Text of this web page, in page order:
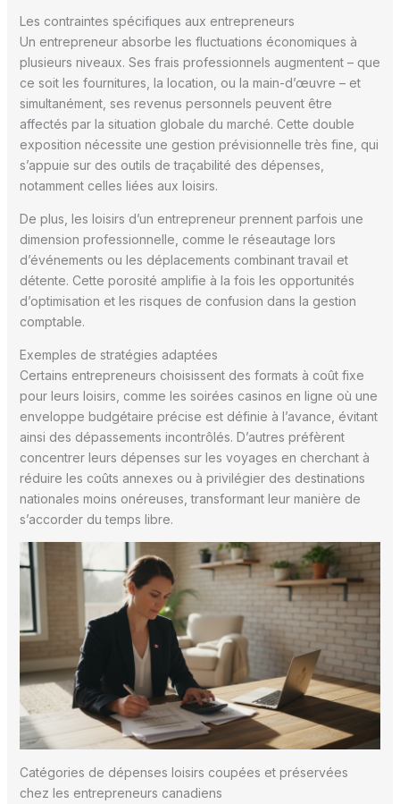
Les contraintes spécifiques aux entrepreneurs
Un entrepreneur absorbe les fluctuations économiques à
plusieurs niveaux. Ses frais professionnels augmentent – que
ce soit les fournitures, la location, ou la main-d’œuvre – et
simultanément, ses revenus personnels peuvent être
affectés par la situation globale du marché. Cette double
exposition nécessite une gestion prévisionnelle très fine, qui
s’appuie sur des outils de traçabilité des dépenses,
notamment celles liées aux loisirs.
De plus, les loisirs d’un entrepreneur prennent parfois une
dimension professionnelle, comme le réseautage lors
d’événements ou les déplacements combinant travail et
détente. Cette porosité amplifie à la fois les opportunités
d’optimisation et les risques de confusion dans la gestion
comptable.
Exemples de stratégies adaptées
Certains entrepreneurs choisissent des formats à coût fixe
pour leurs loisirs, comme les soirées casinos en ligne où une
enveloppe budgétaire précise est définie à l’avance, évitant
ainsi des dépassements incontrôlés. D’autres préfèrent
concentrer leurs dépenses sur les voyages en cherchant à
réduire les coûts annexes ou à privilégier des destinations
nationales moins onéreuses, transformant leur manière de
s’accorder du temps libre.
Catégories de dépenses loisirs coupées et préservées
chez les entrepreneurs canadiens